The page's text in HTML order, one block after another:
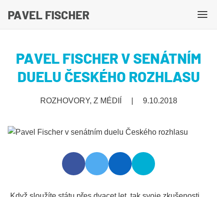
PAVEL FISCHER
M
PAVEL FISCHER V SENÁTNÍM
DUELU ČESKÉHO ROZHLASU
ROZHOVORY, Z MÉDIÍ 9.10.2018